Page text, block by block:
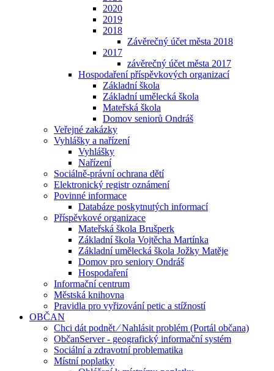
2020
2019
2018
Závěrečný účet města 2018
2017
závěrečný účet města 2017
Hospodaření příspěvkových organizací
Základní škola
Základní umělecká škola
Mateřská škola
Domov seniorů Ondráš
Veřejné zakázky
Vyhlášky a nařízení
Vyhlášky
Nařízení
Sociálně-právní ochrana dětí
Elektronický registr oznámení
Povinné informace
Databáze poskytnutých informací
Příspěvkové organizace
Mateřská škola Brušperk
Základní škola Vojtěcha Martínka
Základní umělecká škola Jožky Matěje
Domov pro seniory Ondráš
Hospodaření
Informační centrum
Městská knihovna
Pravidla pro vyřizování petic a stížností
OBČAN
Chci dát podnět ⁄ Nahlásit problém (Portál občana)
ObčanServer - geografický informační systém
Sociální a zdravotní problematika
Místní poplatky